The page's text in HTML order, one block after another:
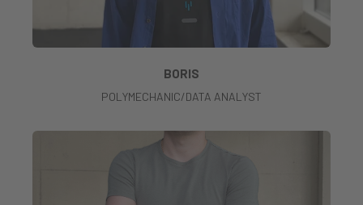
BORIS
POLYMECHANIC/DATA ANALYST